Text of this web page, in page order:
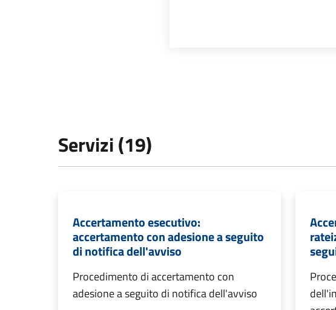
Servizi (19)
Accertamento esecutivo:
accertamento con adesione a seguito
di notifica dell'avviso
Procedimento di accertamento con
adesione a seguito di notifica dell'avviso